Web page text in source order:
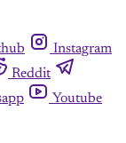
Instagram
Reddit
Youtube